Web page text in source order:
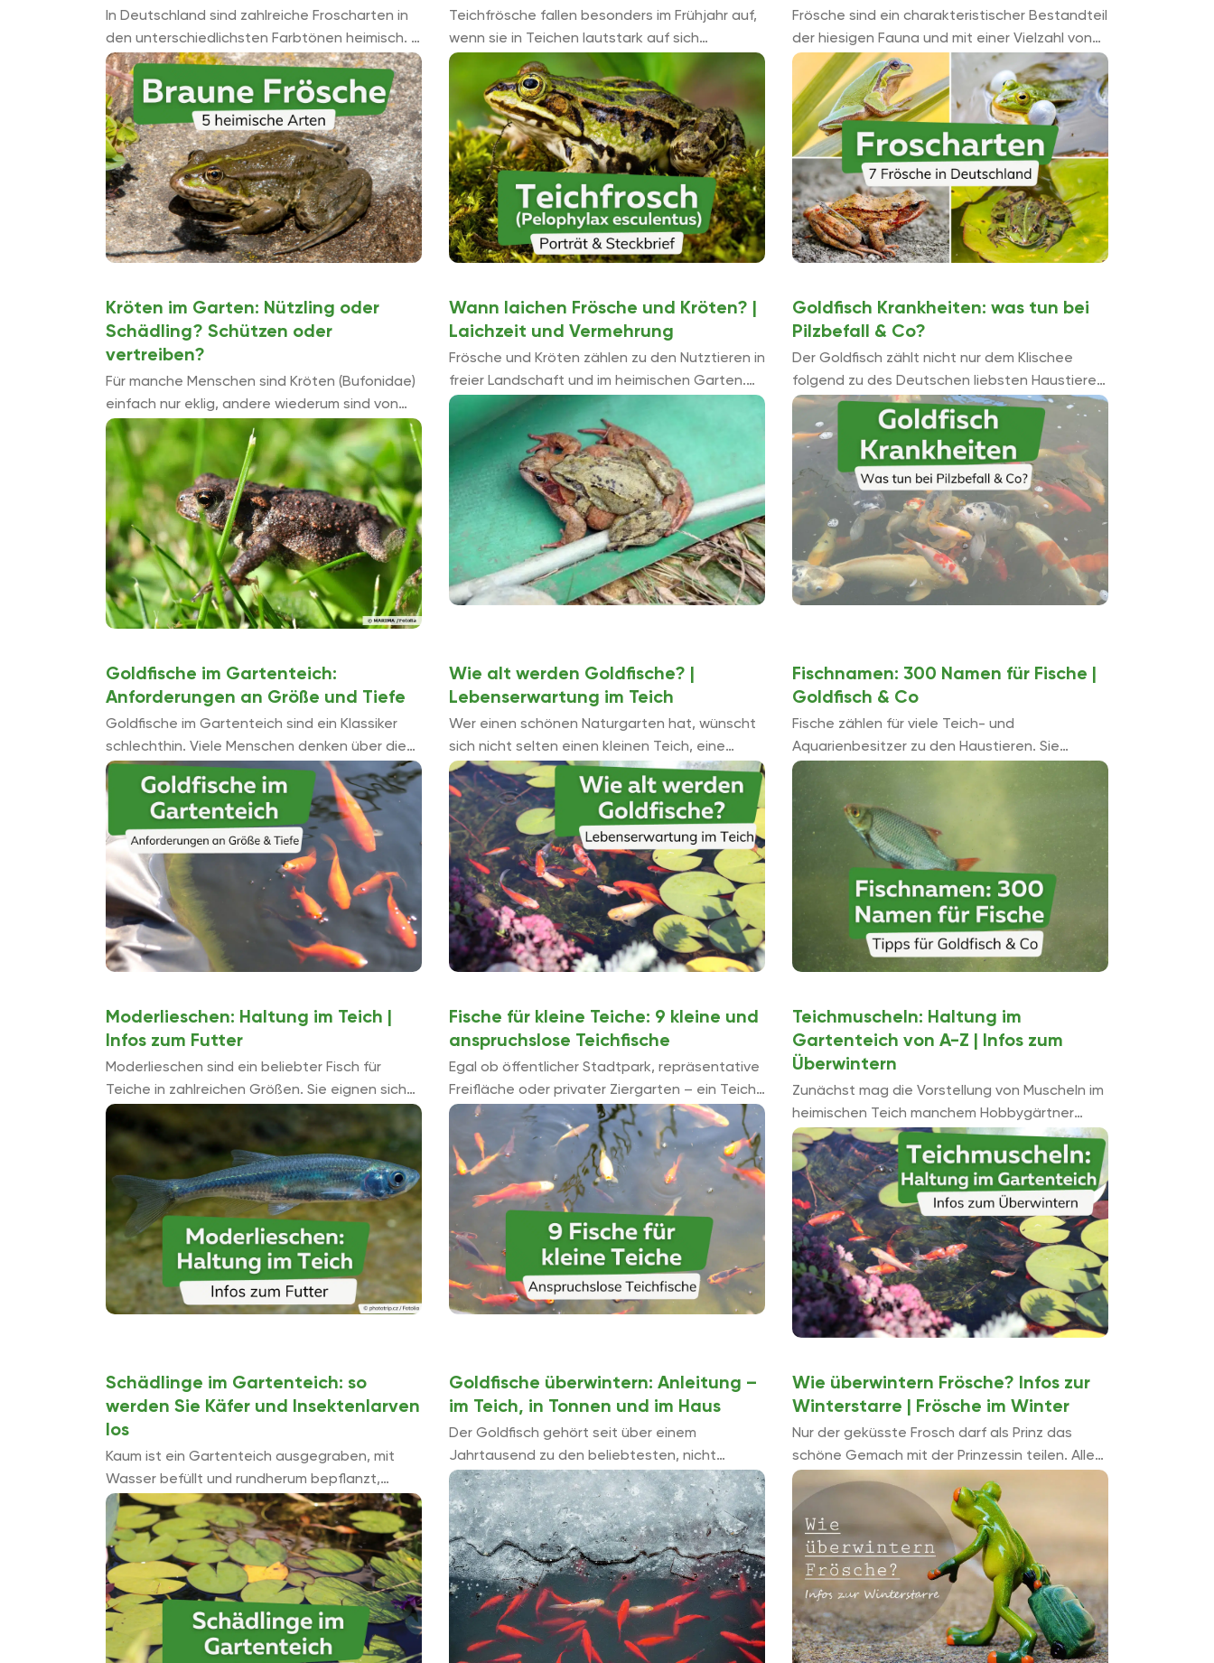
In Deutschland sind zahlreiche Froscharten in
den unterschiedlichsten Farbtönen heimisch. 5
der Froscharten sind braun. Diese braunen
Frösche werden Ihnen in dieser Auflistung mit
Bild vorgestellt.
Teichfrösche fallen besonders im Frühjahr auf,
wenn sie in Teichen lautstark auf sich
aufmerksam machen. In diesem Text finden Sie
Wissenswertes rund um den interessanten
Teichfrosch.
Frösche sind ein charakteristischer Bestandteil
der hiesigen Fauna und mit einer Vielzahl von
Arten vertreten. 7 Froscharten sind in
Deutschland heimisch, die Ihnen in diesem
Artikel vorgestellt werden.
Kröten im Garten: Nützling oder
Schädling? Schützen oder
vertreiben?
Für manche Menschen sind Kröten (Bufonidae)
einfach nur eklig, andere wiederum sind von
diesen Amphibien beeindruckt und fasziniert.
Wenn sich diese Tiere dann auch noch im
Garten hä...
Wann laichen Frösche und Kröten? |
Laichzeit und Vermehrung
Frösche und Kröten zählen zu den Nutztieren in
freier Landschaft und im heimischen Garten.
Für den einen sind sie unwillkommene
Gartenbewohner, für andere bringen sie ...
Goldfisch Krankheiten: was tun bei
Pilzbefall & Co?
Der Goldfisch zählt nicht nur dem Klischee
folgend zu des Deutschen liebsten Haustieren.
Auch in der Realität bevölkert er zahlreiche
Aquarien und Gartenteiche. Durch das
begrenzte Wasservolumen ...
Goldfische im Gartenteich:
Anforderungen an Größe und Tiefe
Goldfische im Gartenteich sind ein Klassiker
schlechthin. Viele Menschen denken über die
Haltung der beliebten Karpfenfische nach, die
nicht zu den einfachsten Fischen gehören und
einige Anforderungen an den ...
Wie alt werden Goldfische? |
Lebenserwartung im Teich
Wer einen schönen Naturgarten hat, wünscht
sich nicht selten einen kleinen Teich, eine
Wasseroase für Tiere und Pflanzen.
Goldfische, Carassius auratus, sind eine
ausgezeichnete Wahl, um den ...
Fischnamen: 300 Namen für Fische |
Goldfisch & Co
Fische zählen für viele Teich- und
Aquarienbesitzer zu den Haustieren. Sie
investieren Liebe, Zeit und Geld in die Haltung.
Rufnamen zukommen zu ...
Moderlieschen: Haltung im Teich |
Infos zum Futter
Moderlieschen sind ein beliebter Fisch für
Teiche in zahlreichen Größen. Sie eignen sich
sogar für einen Miniteich, da die maximale
Länge der Art etwa zehn Zentimeter ...
Fische für kleine Teiche: 9 kleine und
anspruchslose Teichfische
Egal ob öffentlicher Stadtpark, repräsentative
Freifläche oder privater Ziergarten – ein Teich
gehört zu dekorativen und mitunter auch
repräsentativen Grünanlagen in vielen Fällen
einfach dazu. ...
Teichmuscheln: Haltung im
Gartenteich von A-Z | Infos zum
Überwintern
Zunächst mag die Vorstellung von Muscheln im
heimischen Teich manchem Hobbygärtner
fremd und überzogen erscheinen. Doch
gerade Teichmuscheln bringen nicht nur für
den interessierten Betrachter vielseitiges
Leben ...
Schädlinge im Gartenteich: so
werden Sie Käfer und Insektenlarven
los
Kaum ist ein Gartenteich ausgegraben, mit
Wasser befüllt und rundherum bepflanzt,
ziehen auch schon ungebetene Bewohner ein.
Zu Beginn sind es noch wenige und ihre
Anwesenheit fällt nicht ...
Goldfische überwintern: Anleitung –
im Teich, in Tonnen und im Haus
Der Goldfisch gehört seit über einem
Jahrtausend zu den beliebtesten, nicht
domestizierten Haustieren des Menschen und
wird in zahlreichen Zuchtformen angeboten.
Die Süßwasserfische kommen ursprünglich in
Seen ...
Wie überwintern Frösche? Infos zur
Winterstarre | Frösche im Winter
Nur der geküsste Frosch darf als Prinz das
schöne Gemach mit der Prinzessin teilen. Alle
anderen Frösche bleiben außen vor. Sie hüpfen
in unseren Gä...